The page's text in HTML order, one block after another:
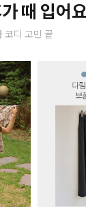
때 입어
코디 고민 끝